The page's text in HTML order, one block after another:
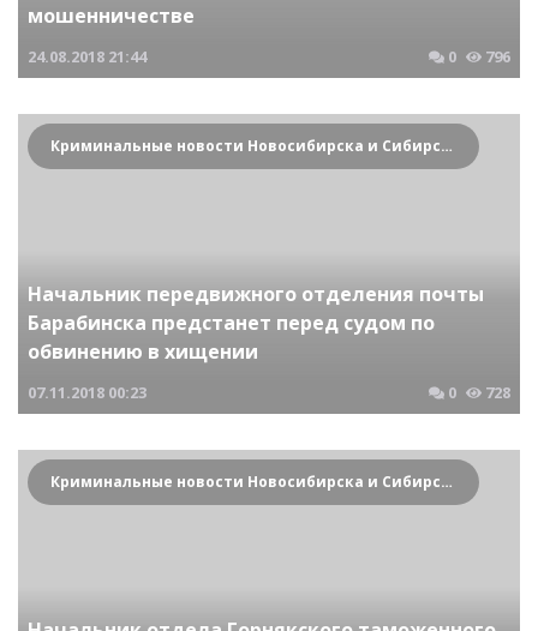
мошенничестве
24.08.2018 21:44 0 796
Криминальные новости Новосибирска и Сибирского региона
Начальник передвижного отделения почты
Барабинска предстанет перед судом по
обвинению в хищении
07.11.2018 00:23 0 728
Криминальные новости Новосибирска и Сибирского региона